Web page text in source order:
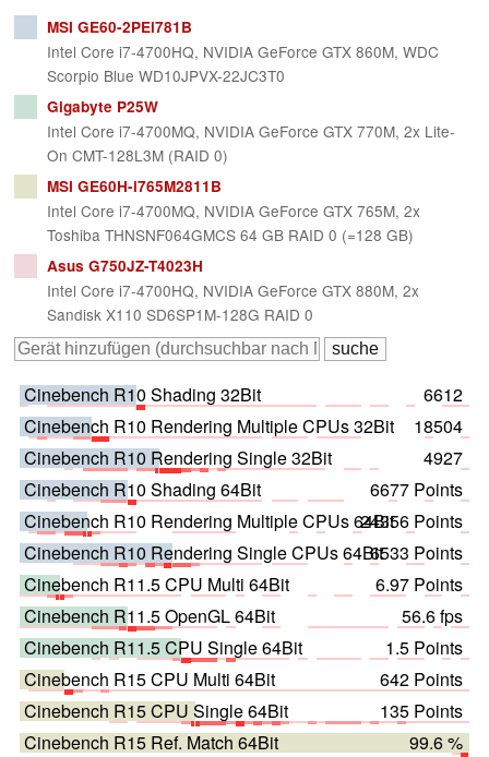
MSI GE60-2PEi781B
Intel Core i7-4700HQ, NVIDIA GeForce GTX 860M, WDC
Scorpio Blue WD10JPVX-22JC3T0
Gigabyte P25W
Intel Core i7-4700MQ, NVIDIA GeForce GTX 770M, 2x Lite-
On CMT-128L3M (RAID 0)
MSI GE60H-i765M2811B
Intel Core i7-4700MQ, NVIDIA GeForce GTX 765M, 2x
Toshiba THNSNF064GMCS 64 GB RAID 0 (=128 GB)
Asus G750JZ-T4023H
Intel Core i7-4700HQ, NVIDIA GeForce GTX 880M, 2x
Sandisk X110 SD6SP1M-128G RAID 0
Cinebench R10 Shading 32Bit
6612
Cinebench R10 Rendering Multiple CPUs 32Bit
18504
Cinebench R10 Rendering Single 32Bit
4927
Cinebench R10 Shading 64Bit
6677 Points
Cinebench R10 Rendering Multiple CPUs 64Bit24356 Points
Cinebench R10 Rendering Single CPUs 64Bit6533 Points
Cinebench R11.5 CPU Multi 64Bit
6.97 Points
Cinebench R11.5 OpenGL 64Bit
56.6 fps
Cinebench R11.5 CPU Single 64Bit
1.5 Points
Cinebench R15 CPU Multi 64Bit
642 Points
Cinebench R15 CPU Single 64Bit
135 Points
Cinebench R15 Ref. Match 64Bit
99.6 %